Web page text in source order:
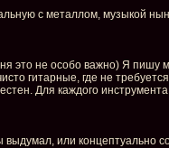
с металлом, музыкой
это не особо важно) Я
гитарные, где не
Для каждого
или концептуально